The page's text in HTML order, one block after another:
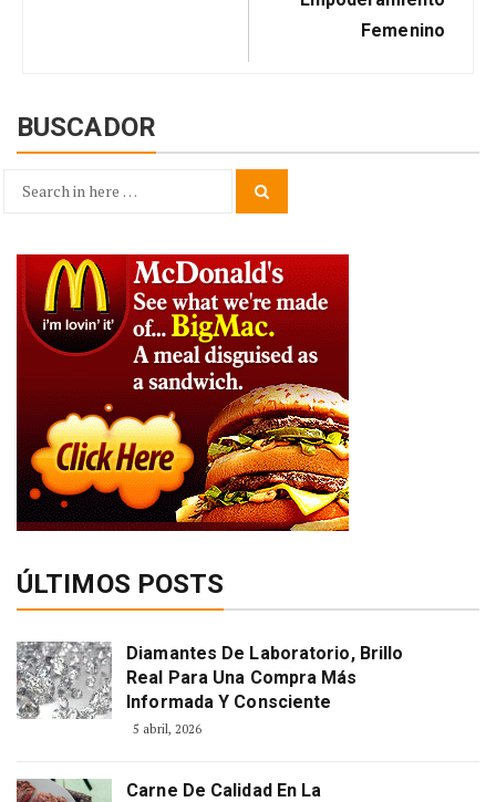
Femenino
BUSCADOR
Search
ÚLTIMOS POSTS
Diamantes De Laboratorio, Brillo
Real Para Una Compra Más
Informada Y Consciente
5 abril, 2026
Carne De Calidad En La